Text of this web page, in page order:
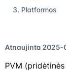
3. Platformos
Atnaujinta 2025-
PVM